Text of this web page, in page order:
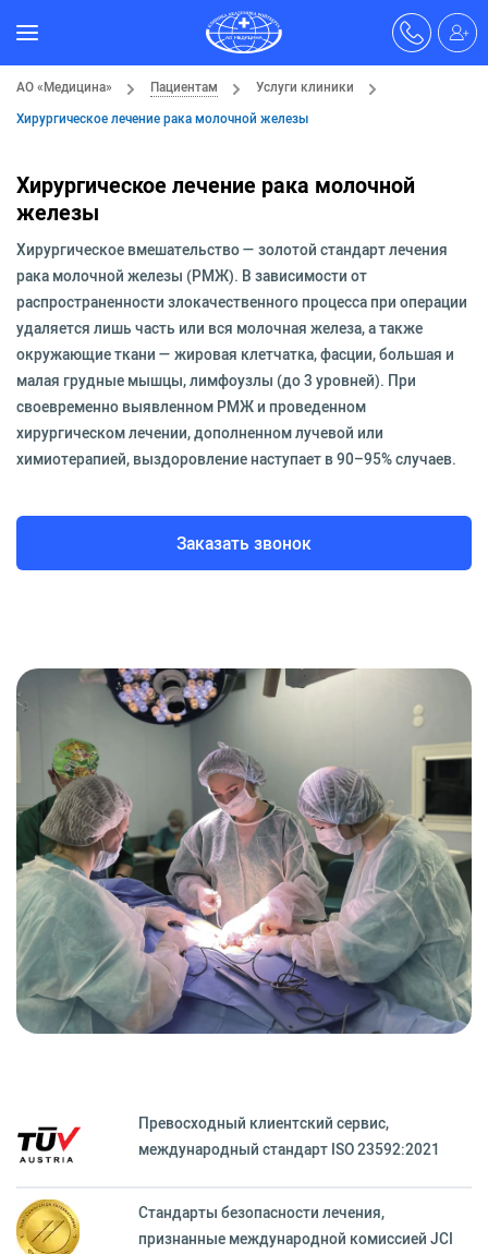
АО «Медицина» Пациентам
Услуги клиники
Хирургическое лечение рака молочной железы
Хирургическое лечение рака молочной
железы
Хирургическое вмешательство — золотой стандарт лечения
рака молочной железы (РМЖ). В зависимости от
распространенности злокачественного процесса при операции
удаляется лишь часть или вся молочная железа, а также
окружающие ткани — жировая клетчатка, фасции, большая и
малая грудные мышцы, лимфоузлы (до 3 уровней). При
своевременно выявленном РМЖ и проведенном
хирургическом лечении, дополненном лучевой или
химиотерапией, выздоровление наступает в 90–95% случаев.
Заказать звонок
Превосходный клиентский сервиc,
международный стандарт ISO 23592:2021
Стандарты безопасности лечения,
признанные международной комиссией JCI